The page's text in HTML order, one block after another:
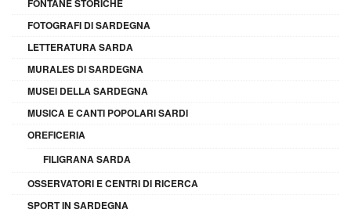
FONTANE STORICHE
FOTOGRAFI DI SARDEGNA
LETTERATURA SARDA
MURALES DI SARDEGNA
MUSEI DELLA SARDEGNA
MUSICA E CANTI POPOLARI SARDI
OREFICERIA
FILIGRANA SARDA
OSSERVATORI E CENTRI DI RICERCA
SPORT IN SARDEGNA